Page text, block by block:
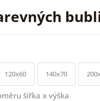
120x60 140x70
šířka x výška